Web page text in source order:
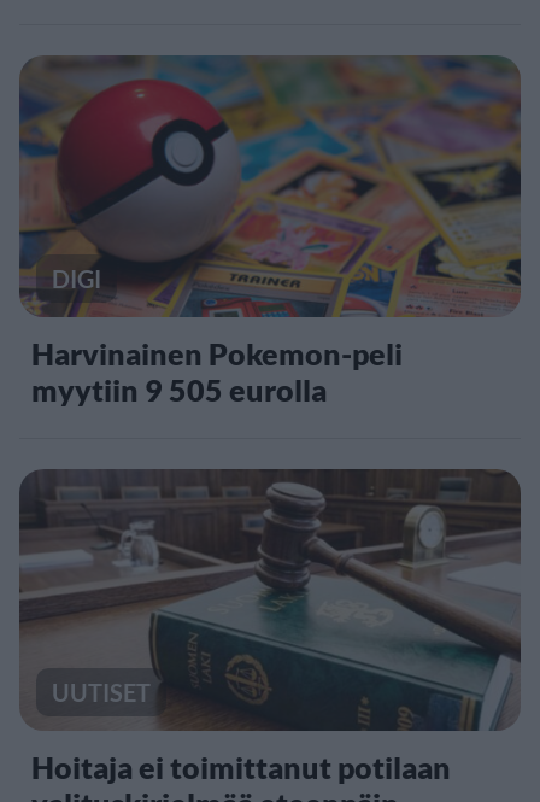
DIGI
Harvinainen Pokemon-peli
myytiin 9 505 eurolla
UUTISET
Hoitaja ei toimittanut potilaan